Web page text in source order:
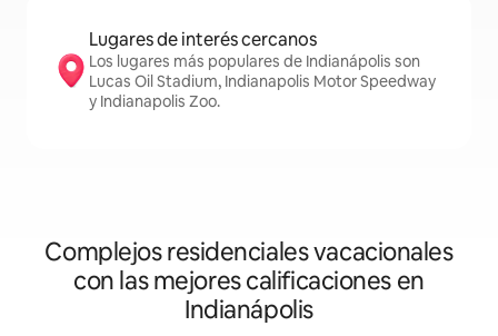
Lugares de interés cercanos
Los lugares más populares de Indianápolis son
Lucas Oil Stadium, Indianapolis Motor Speedway
y Indianapolis Zoo.
Complejos residenciales vacacionales
con las mejores calificaciones en
Indianápolis